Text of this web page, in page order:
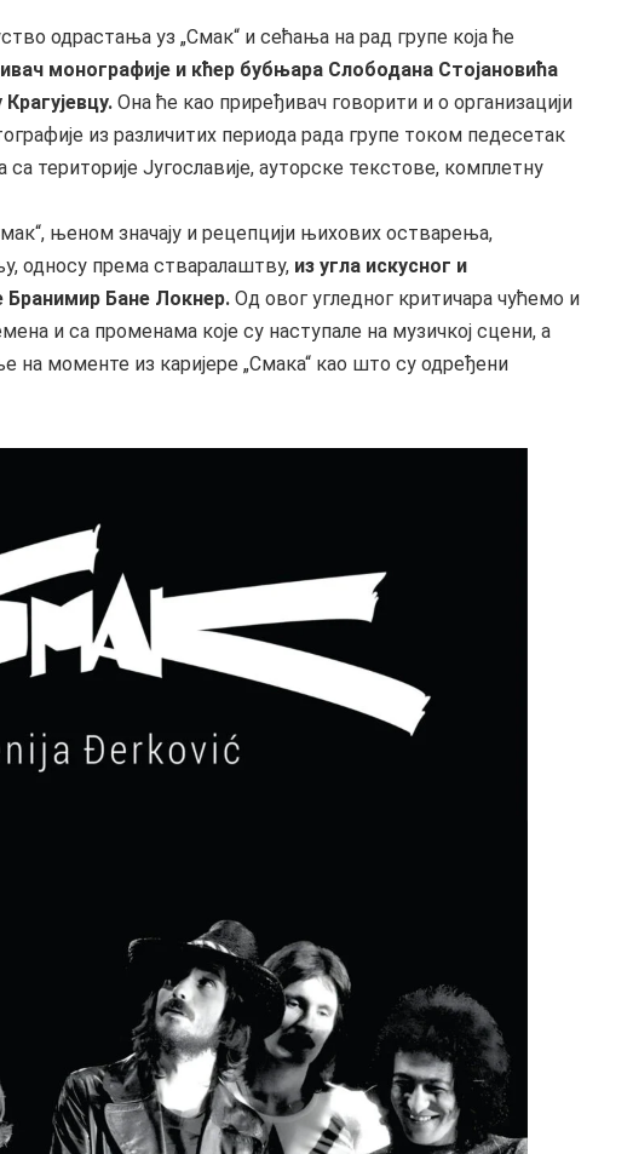
одрастања уз „Смак“ и сећања на рад групе која ће
монографије и кћер бубњара Слободана Стојановића
Она ће као приређивач говорити и о организацији
из различитих периода рада групе током педесетак
територије Југославије, ауторске текстове, комплетну
њеном значају и рецепцији њихових остварења,
односу према стваралаштву, из угла искусног и
Бранимир Бане Локнер.Од овог угледног критичара чућемо и
и са променама које су наступале на музичкој сцени, а
на моменте из каријере „Смака“ као што су одређени